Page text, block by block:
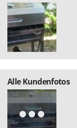
More than chef
MOSA
MOVA
Mowox
N
New O.M.R.A.
Nilfisk
Ninja
Alle Kundenfotos